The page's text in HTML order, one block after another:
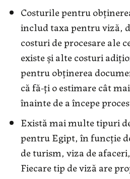
Costurile pentru
includ taxa pentru viză,
costuri de procesare ale
existe și alte costuri
pentru obținerea
că fă-ți o estimare cât
înainte de a începe
Există mai multe tipuri
pentru Egipt, în funcție
de turism, viza de
Fiecare tip de viză are